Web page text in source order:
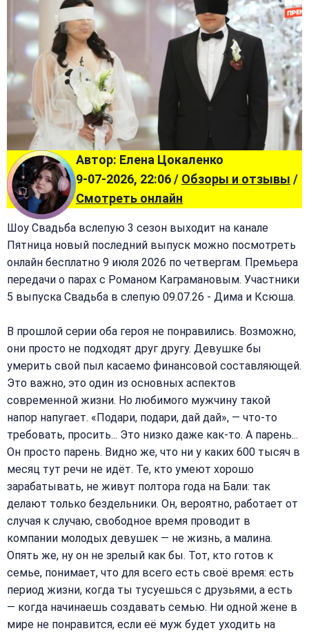
Автор: Елена Цокаленко
9-07-2026, 22:06 / Обзоры и отзывы /
Смотреть онлайн
Шоу Свадьба вслепую 3 сезон выходит на канале
Пятница новый последний выпуск можно посмотреть
онлайн бесплатно 9 июля 2026 по четвергам. Премьера
передачи о парах с Романом Каграмановым. Участники
5 выпуска Свадьба в слепую 09.07.26 - Дима и Ксюша.
В прошлой серии оба героя не понравились. Возможно,
они просто не подходят друг другу. Девушке бы
умерить свой пыл касаемо финансовой составляющей.
Это важно, это один из основных аспектов
современной жизни. Но любимого мужчину такой
напор напугает. «Подари, подари, дай дай», — что-то
требовать, просить... Это низко даже как-то. А парень...
Он просто парень. Видно же, что ни у каких 600 тысяч в
месяц тут речи не идёт. Те, кто умеют хорошо
зарабатывать, не живут полтора года на Бали: так
делают только бездельники. Он, вероятно, работает от
случая к случаю, свободное время проводит в
компании молодых девушек — не жизнь, а малина.
Опять же, ну он не зрелый как бы. Тот, кто готов к
семье, понимает, что для всего есть своё время: есть
период жизни, когда ты тусуешься с друзьями, а есть
— когда начинаешь создавать семью. Ни одной жене в
мире не понравится, если её муж будет уходить на